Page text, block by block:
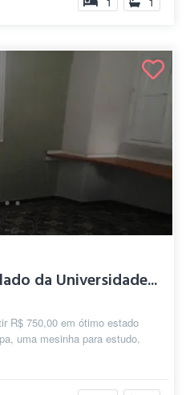
da Universidade...
R$ 750,00 em ótimo estado
uma mesinha para estudo,